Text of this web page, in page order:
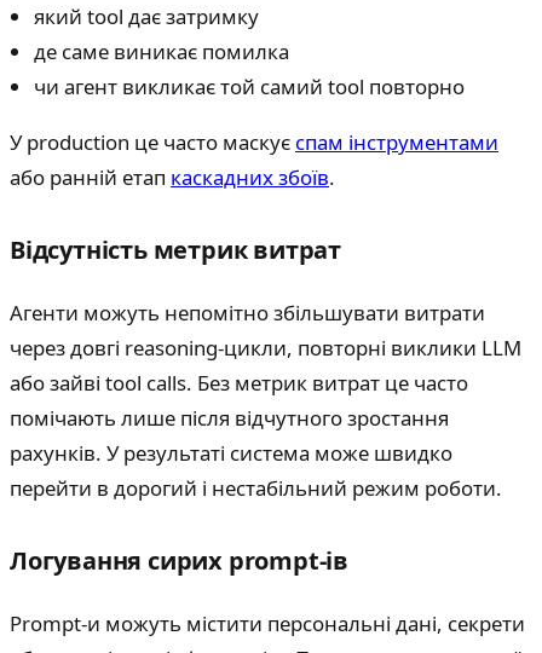
який tool дає затримку
де саме виникає помилка
чи агент викликає той самий tool повторно
У production це часто маскує спам інструментами
або ранній етап каскадних збоїв.
Відсутність метрик витрат
Агенти можуть непомітно збільшувати витрати
через довгі reasoning-цикли, повторні виклики LLM
або зайві tool calls. Без метрик витрат це часто
помічають лише після відчутного зростання
рахунків. У результаті система може швидко
перейти в дорогий і нестабільний режим роботи.
Логування сирих prompt-ів
Prompt-и можуть містити персональні дані, секрети